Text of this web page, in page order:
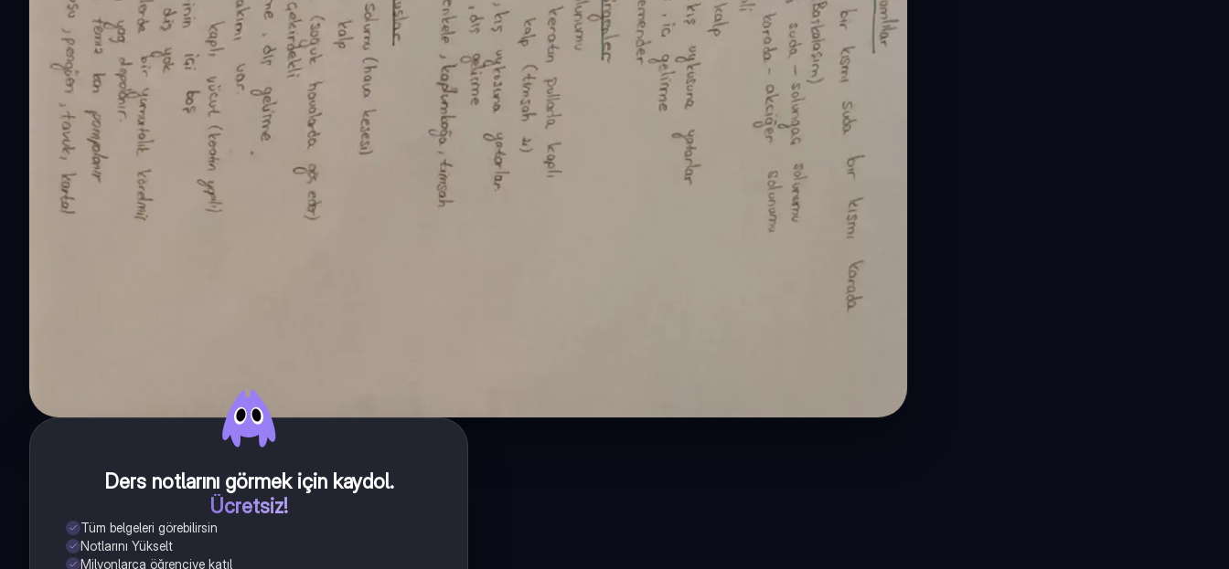
Ders notlarını görmek için kaydol.
Ücretsiz!
Tüm belgeleri görebilirsin
Notlarını Yükselt
Milyonlarca öğrenciye katıl